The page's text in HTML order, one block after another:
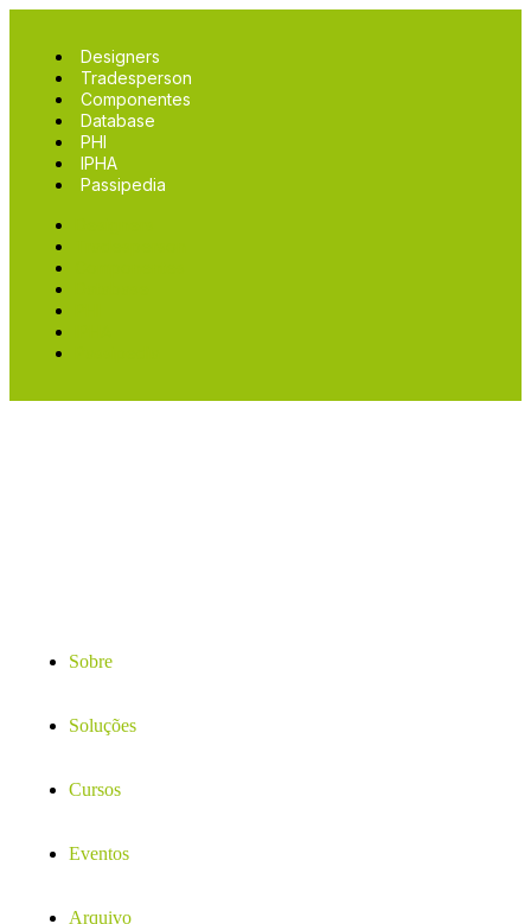
Designers
Tradesperson
Componentes
Database
PHI
IPHA
Passipedia
Sobre
Soluções
Cursos
Eventos
Arquivo